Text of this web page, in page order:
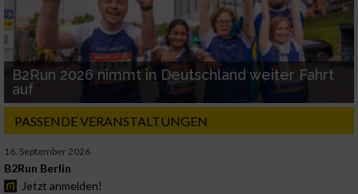
B2Run 2026 nimmt in Deutschland weiter Fahrt
auf
PASSENDE VERANSTALTUNGEN
16. September 2026
B2Run Berlin
Jetzt anmelden!